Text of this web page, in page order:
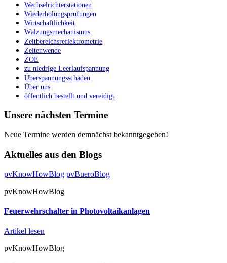
Wechselrichterstationen
Wiederholungsprüfungen
Wirtschaftlichkeit
Wälzungsmechanismus
Zeitbereichsreflektrometrie
Zeitenwende
ZOE
zu niedrige Leerlaufspannung
Überspannungsschaden
Über uns
öffentlich bestellt und vereidigt
Unsere nächsten Termine
Neue Termine werden demnächst bekanntgegeben!
Aktuelles aus den Blogs
pvKnowHowBlog pvBueroBlog
pvKnowHowBlog
Feuerwehrschalter in Photovoltaikanlagen
Artikel lesen
pvKnowHowBlog